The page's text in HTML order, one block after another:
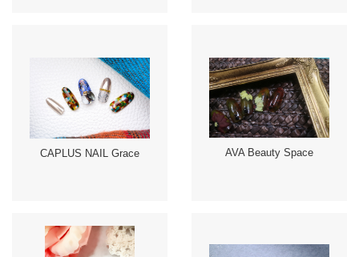
CAPLUS NAIL Grace AVA Beauty Space